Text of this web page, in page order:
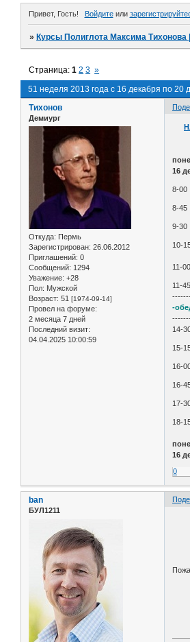
Привет, Гость! Войдитеили
»Курсы Полиглота Максима Тихонова
51 неделя 2013 года с 16 декабря по 20
Страница:1 2 3 »
Тихонов
Демиург
Откуда: Пермь
Зарегистрирован: 26.06.2012
Приглашений: 0
Сообщений: 1294
Уважение: +28
Пол: Мужской
Возраст: 51 [1974-09-14]
Провел на форуме:
2 месяца 7 дней
Последний визит:
04.04.2025 10:00:59
16
8-
8-
9-
10-
11-
11-
-
14-
15-
16-
16-
17-
18-
16
0
ban
БУЛ1211